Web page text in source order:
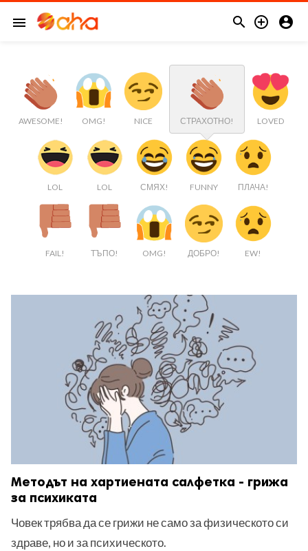
menu   
AWESOME! OMG! NICE СТРАХОТНО! LOVED
LOL LOL СМЯХ! FUNNY ПЛАЧА!
FAIL! ТЪПО! OMG! ДОБРО! EW!
Методът на хартиената салфетка - грижа
за психиката
Човек трябва да се грижи не само за физическото си
здраве, но и за психическото.